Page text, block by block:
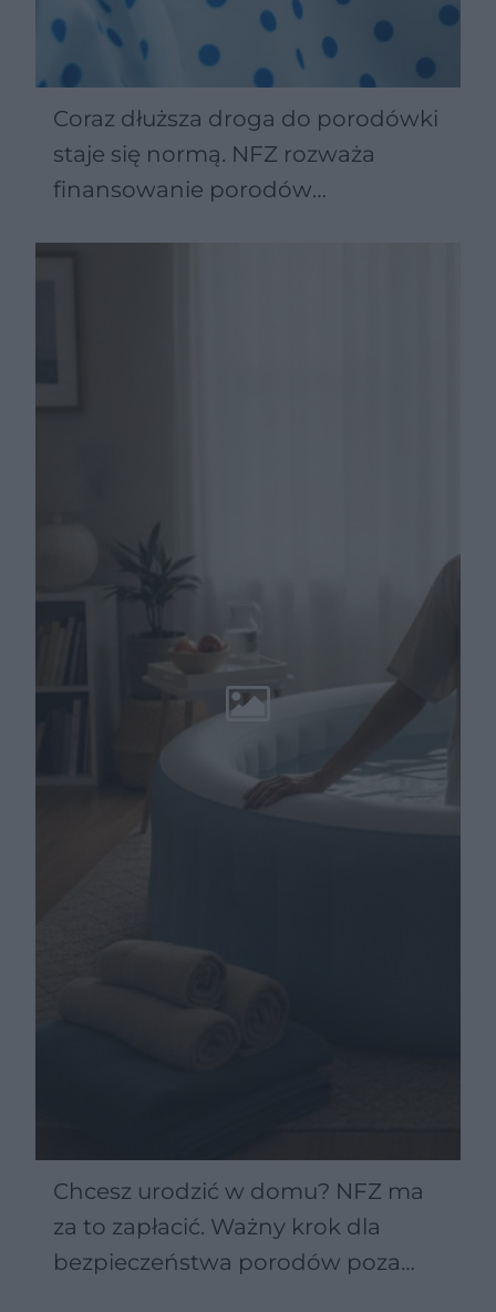
Coraz dłuższa droga do porodówki
staje się normą. NFZ rozważa
finansowanie porodów
Chcesz urodzić w domu? NFZ ma
za to zapłacić. Ważny krok dla
bezpieczeństwa porodów poza